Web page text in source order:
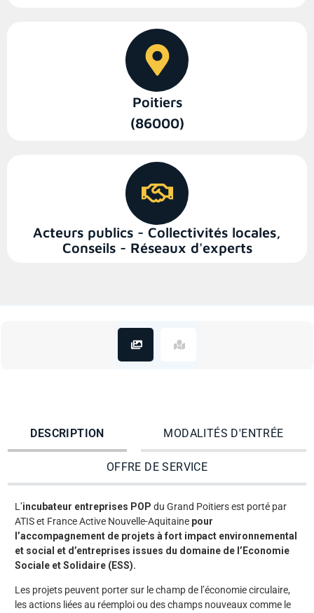
Poitiers
(86000)
Acteurs publics - Collectivités locales,
Conseils - Réseaux d'experts
DESCRIPTION MODALITÉS D'ENTRÉE
OFFRE DE SERVICE
L’incubateur entreprises POP du Grand Poitiers est porté par
ATIS et France Active Nouvelle-Aquitaine pour
l’accompagnement de projets à fort impact environnemental
et social et d’entreprises issues du domaine de l’Economie
Sociale et Solidaire (ESS).
Les projets peuvent porter sur le champ de l’économie circulaire,
les actions liées au réemploi ou des champs nouveaux comme le